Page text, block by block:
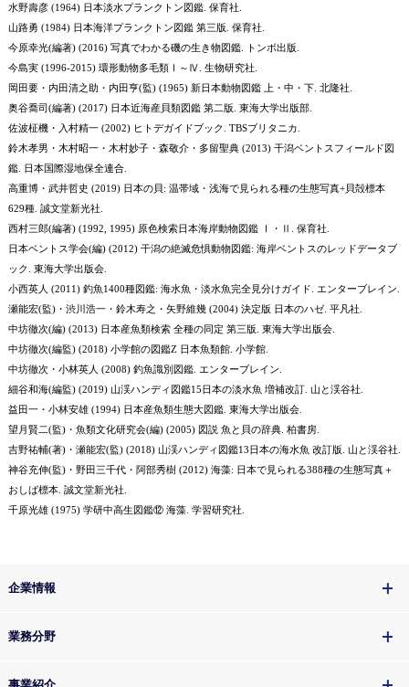
水野壽彦 (1964) 日本淡水プランクトン図鑑. 保育社.
山路勇 (1984) 日本海洋プランクトン図鑑 第三版. 保育社.
今原幸光(編著) (2016) 写真でわかる磯の生き物図鑑. トンボ出版.
今島実 (1996-2015) 環形動物多毛類Ⅰ～Ⅳ. 生物研究社.
岡田要・内田清之助・内田亨(監) (1965) 新日本動物図鑑 上・中・下. 北隆社.
奥谷喬司(編著) (2017) 日本近海産貝類図鑑 第二版. 東海大学出版部.
佐波柾機・入村精一 (2002) ヒトデガイドブック. TBSブリタニカ.
鈴木孝男・木村昭一・木村妙子・森敬介・多留聖典 (2013) 干潟ベントスフィールド図
鑑. 日本国際湿地保全連合.
高重博・武井哲史 (2019) 日本の貝: 温帯域・浅海で見られる種の生態写真+貝殻標本
629種. 誠文堂新光社.
西村三郎(編著) (1992, 1995) 原色検索日本海岸動物図鑑 Ⅰ・Ⅱ. 保育社.
日本ベントス学会(編) (2012) 干潟の絶滅危惧動物図鑑: 海岸ベントスのレッドデータブ
ック. 東海大学出版会.
小西英人 (2011) 釣魚1400種図鑑: 海水魚・淡水魚完全見分けガイド. エンターブレイン.
瀬能宏(監)・渋川浩一・鈴木寿之・矢野維幾 (2004) 決定版 日本のハゼ. 平凡社.
中坊徹次(編) (2013) 日本産魚類検索 全種の同定 第三版. 東海大学出版会.
中坊徹次(編監) (2018) 小学館の図鑑Z 日本魚類館. 小学館.
中坊徹次・小林英人 (2008) 釣魚識別図鑑. エンターブレイン.
細谷和海(編監) (2019) 山渓ハンディ図鑑15日本の淡水魚 増補改訂. 山と渓谷社.
益田一・小林安雄 (1994) 日本産魚類生態大図鑑. 東海大学出版会.
望月賢二(監)・魚類文化研究会(編) (2005) 図説 魚と貝の辞典. 柏書房.
吉野祐輔(著)・瀬能宏(監) (2018) 山渓ハンディ図鑑13日本の海水魚 改訂版. 山と渓谷社.
神谷充伸(監)・野田三千代・阿部秀樹 (2012) 海藻: 日本で見られる388種の生態写真＋
おしば標本. 誠文堂新光社.
千原光雄 (1975) 学研中高生図鑑⑫ 海藻. 学習研究社.
企業情報
業務分野